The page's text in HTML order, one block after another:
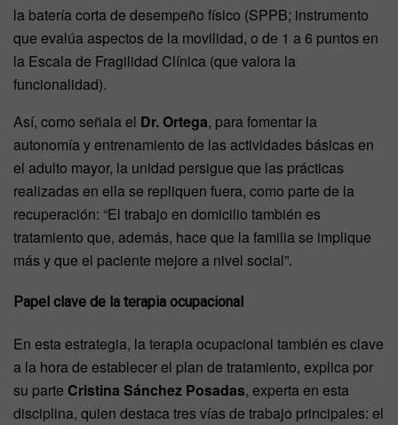
la batería corta de desempeño físico (SPPB; instrumento
que evalúa aspectos de la movilidad, o de 1 a 6 puntos en
la Escala de Fragilidad Clínica (que valora la
funcionalidad).
Así, como señala el Dr. Ortega, para fomentar la
autonomía y entrenamiento de las actividades básicas en
el adulto mayor, la unidad persigue que las prácticas
realizadas en ella se repliquen fuera, como parte de la
recuperación: “El trabajo en domicilio también es
tratamiento que, además, hace que la familia se implique
más y que el paciente mejore a nivel social”.
Papel clave de la terapia ocupacional
En esta estrategia, la terapia ocupacional también es clave
a la hora de establecer el plan de tratamiento, explica por
su parte Cristina Sánchez Posadas, experta en esta
disciplina, quien destaca tres vías de trabajo principales: el